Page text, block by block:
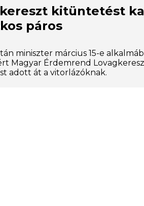
kitüntetést
páros
miniszter március 15-e
Magyar Érdemrend
adott át a vitorlázóknak.